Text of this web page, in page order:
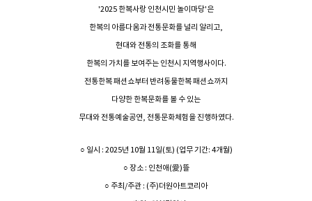
'2025 한복사랑 인천시민 놀이마당'은
한복의 아름다움과 전통문화를 널리 알리고,
현대와 전통의 조화를 통해
한복의 가치를 보여주는 인천시 지역행사이다.
전통한복 패션쇼부터 반려동물한복 패션쇼까지
다양한 한복문화를 볼 수 있는
무대와 전통예술공연, 전통문화체험을 진행하였다.
○ 일시 : 2025년 10월 11일(토) (업무 기간: 4개월)
○ 장소 : 인천애(愛)뜰
○ 주최/주관 : (주)더원아트코리아